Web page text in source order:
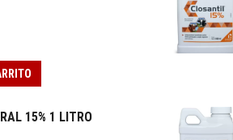
15% 1 LITRO